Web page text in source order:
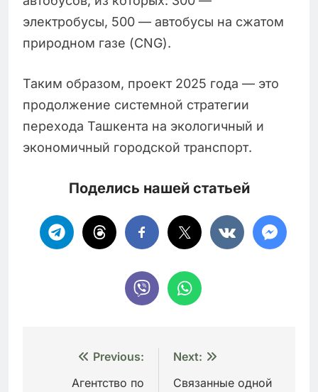
электробусы, 500 — автобусы на сжатом
природном газе (CNG).
Таким образом, проект 2025 года — это
продолжение системной стратегии
перехода Ташкента на экологичный и
экономичный городской транспорт.
Поделись нашей статьей
Навигация
Previous:
Агентство по
Next:
Связанные одной